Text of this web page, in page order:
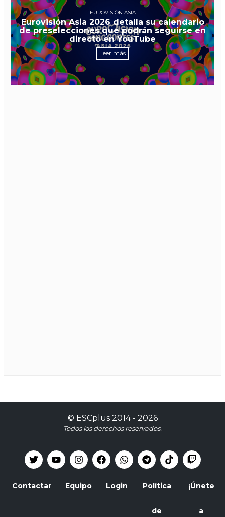
EUROVISIÓN ASIA
Eurovisión Asia 2026 detalla su calendario
de preselecciones que podrán seguirse en
directo en YouTube
Leer más
© ESCplus2014 - 2026
Todos los derechos reservados.
Contactar Equipo Login Política
de
¡Únete
a